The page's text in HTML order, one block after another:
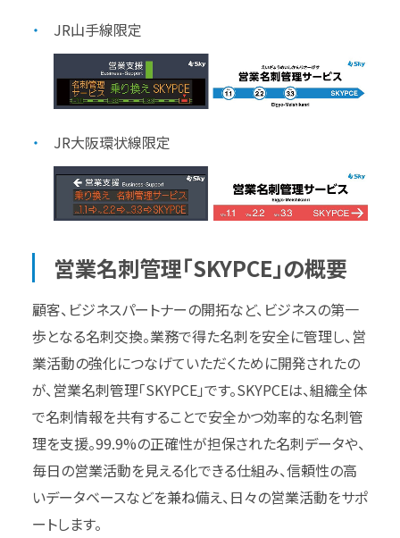
JR山手線限定
JR大阪環状線限定
営業名刺管理「SKYPCE」の概要
顧客、ビジネスパートナーの開拓など、ビジネスの第一
歩となる名刺交換。業務で得た名刺を安全に管理し、営
業活動の強化につなげていただくために開発されたの
が、営業名刺管理「SKYPCE」です。SKYPCEは、組織全体
で名刺情報を共有することで安全かつ効率的な名刺管
理を支援。99.9%の正確性が担保された名刺データや、
毎日の営業活動を見える化できる仕組み、信頼性の高
いデータベースなどを兼ね備え、日々の営業活動をサポ
ートします。